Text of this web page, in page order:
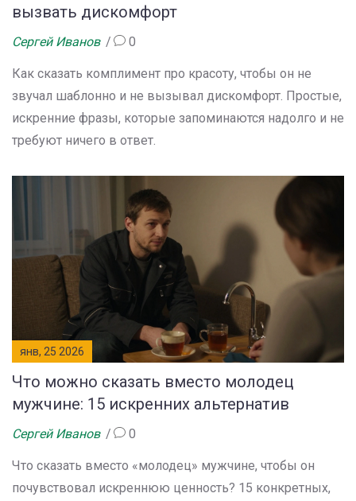
вызвать дискомфорт
Сергей Иванов 0
Как сказать комплимент про красоту, чтобы он не
звучал шаблонно и не вызывал дискомфорт. Простые,
искренние фразы, которые запоминаются надолго и не
требуют ничего в ответ.
янв, 25 2026
Что можно сказать вместо молодец
мужчине: 15 искренних альтернатив
Сергей Иванов 0
Что сказать вместо «молодец» мужчине, чтобы он
почувствовал искреннюю ценность? 15 конкретных,